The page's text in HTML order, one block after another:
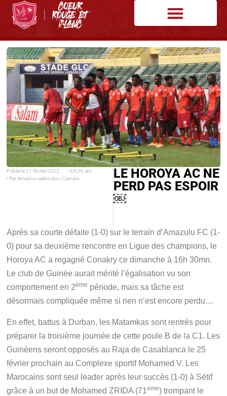
Publié le 21 février 2022 • à 8:26 am
• ParAmadou salematou Camara
LE HOROYA AC NE
PERD PAS ESPOIR
￼
Après sa courte défaite (1-0) sur le terrain d’Amazulu FC (1-
0) pour sa deuxième rencontre en Ligue des champions, le
Horoya AC a regagné Conakry ce dimanche à 16h 30mn.
Le club de Guinée aurait mérité l’égalisation vu son
comportement en 2ème période, mais sa tâche est
désormais compliquée même si rien n’est encore perdu…
En effet, battus à Durban, les Matamkas sont rentrés pour
préparer la troisième journée de cette poule B de la C1. Les
Guinéens seront opposés au Raja de Casablanca le 25
février prochain au Complexe sportif Mohamed V. Les
Marocains sont seul leader après leur succès (1-0) à Sétif
grâce à un but de Mohamed ZRIDA (71eme) trompant le